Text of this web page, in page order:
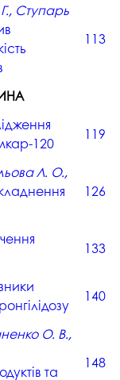
Ступарь
113
120
119
Л. О.,
126
133
140
О. В.,
та
148